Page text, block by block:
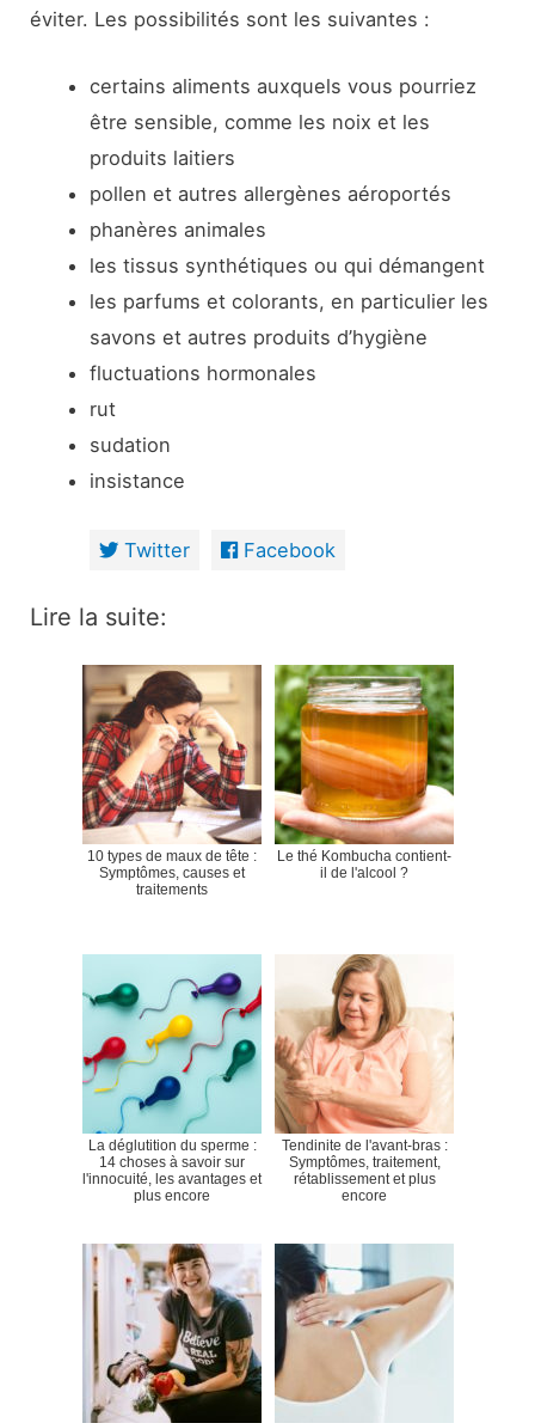
éviter. Les possibilités sont les suivantes :
certains aliments auxquels vous pourriez
être sensible, comme les noix et les
produits laitiers
pollen et autres allergènes aéroportés
phanères animales
les tissus synthétiques ou qui démangent
les parfums et colorants, en particulier les
savons et autres produits d’hygiène
fluctuations hormonales
rut
sudation
insistance
Twitter Facebook
Lire la suite:
10 types de maux de tête :
Symptômes, causes et
traitements
Le thé Kombucha contient-
il de l'alcool ?
La déglutition du sperme :
14 choses à savoir sur
l'innocuité, les avantages et
plus encore
Tendinite de l'avant-bras :
Symptômes, traitement,
rétablissement et plus
encore